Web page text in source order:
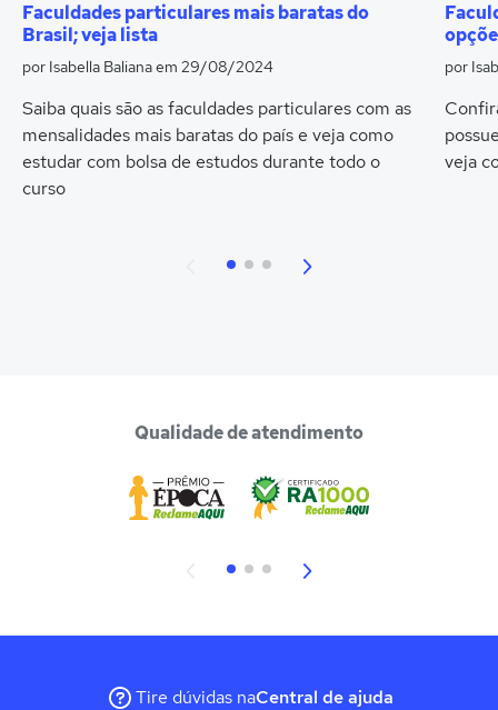
Faculdades particulares mais baratas do
Brasil; veja lista
por Isabella Balianaem 29/08/2024
Saiba quais são as faculdades particulares com as
mensalidades mais baratas do país e veja como
estudar com bolsa de estudos durante todo o
curso
por
veja
Qualidade de atendimento
Tire dúvidas naCentral de ajuda